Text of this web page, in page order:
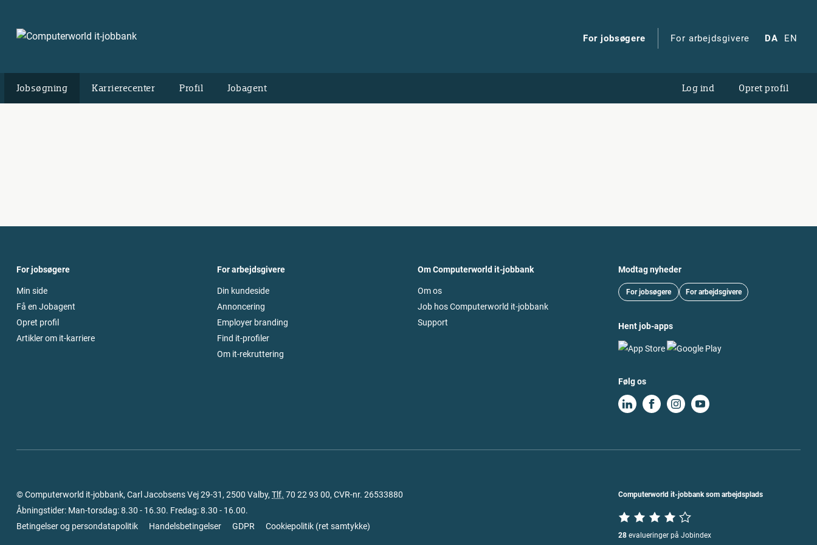
For jobsøgere For arbejdsgivere DA EN
Jobsøgning Karrierecenter Profil Jobagent Log ind Opret profil
For jobsøgere
Min side
Få en Jobagent
Opret profil
Artikler om it-karriere
For arbejdsgivere
Din kundeside
Annoncering
Employer branding
Find it-profiler
Om it-rekruttering
Om Computerworld it-jobbank
Om os
Job hos Computerworld it-jobbank
Support
Modtag nyheder
For jobsøgere For arbejdsgivere
Hent job-apps
Følg os
© Computerworld it-jobbank, Carl Jacobsens Vej 29-31, 2500 Valby, Tlf. 70 22 93 00, CVR-nr. 26533880
Åbningstider: Man-torsdag: 8.30 - 16.30. Fredag: 8.30 - 16.00.
Betingelser og persondatapolitik
Handelsbetingelser GDPR Cookiepolitik (ret samtykke)
Computerworld it-jobbank som arbejdsplads
28 evalueringer på Jobindex